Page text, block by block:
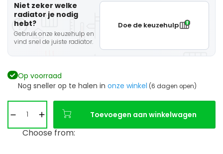
Niet zeker welke
radiator je nodig
hebt?
Gebruik onze keuzehulp en
vind snel de juiste radiator.
Doe de keuzehulp
Op voorraad
Nog sneller op te halen in onze winkel (6 dagen open)
Toevoegen aan winkelwagen
Choose from: